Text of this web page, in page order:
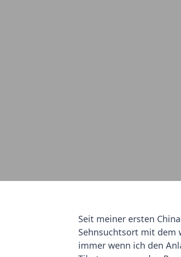
Seit meiner ersten
Sehnsuchtsort mit dem
immer wenn ich den